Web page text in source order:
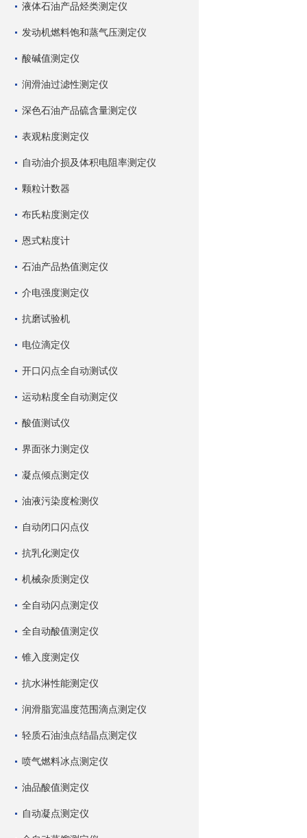
液体石油产品烃类测定仪
发动机燃料饱和蒸气压测定仪
酸碱值测定仪
润滑油过滤性测定仪
深色石油产品硫含量测定仪
表观粘度测定仪
自动油介损及体积电阻率测定仪
颗粒计数器
布氏粘度测定仪
恩式粘度计
石油产品热值测定仪
介电强度测定仪
抗磨试验机
电位滴定仪
开口闪点全自动测试仪
运动粘度全自动测定仪
酸值测试仪
界面张力测定仪
凝点倾点测定仪
油液污染度检测仪
自动闭口闪点仪
抗乳化测定仪
机械杂质测定仪
全自动闪点测定仪
全自动酸值测定仪
锥入度测定仪
抗水淋性能测定仪
润滑脂宽温度范围滴点测定仪
轻质石油浊点结晶点测定仪
喷气燃料冰点测定仪
油品酸值测定仪
自动凝点测定仪